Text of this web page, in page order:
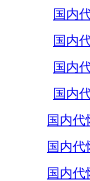
国内
国内
国内
国内
国内
国内代
国内